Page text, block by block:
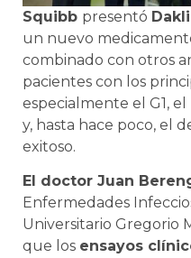
Squibb presentó
un nuevo
combinado con otros
pacientes con los
especialmente el G1,
y, hasta hace poco, el
exitoso.
El doctor Juan
Enfermedades
Universitario Gregorio
que los ensayos